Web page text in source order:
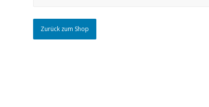
Zurück zum Shop